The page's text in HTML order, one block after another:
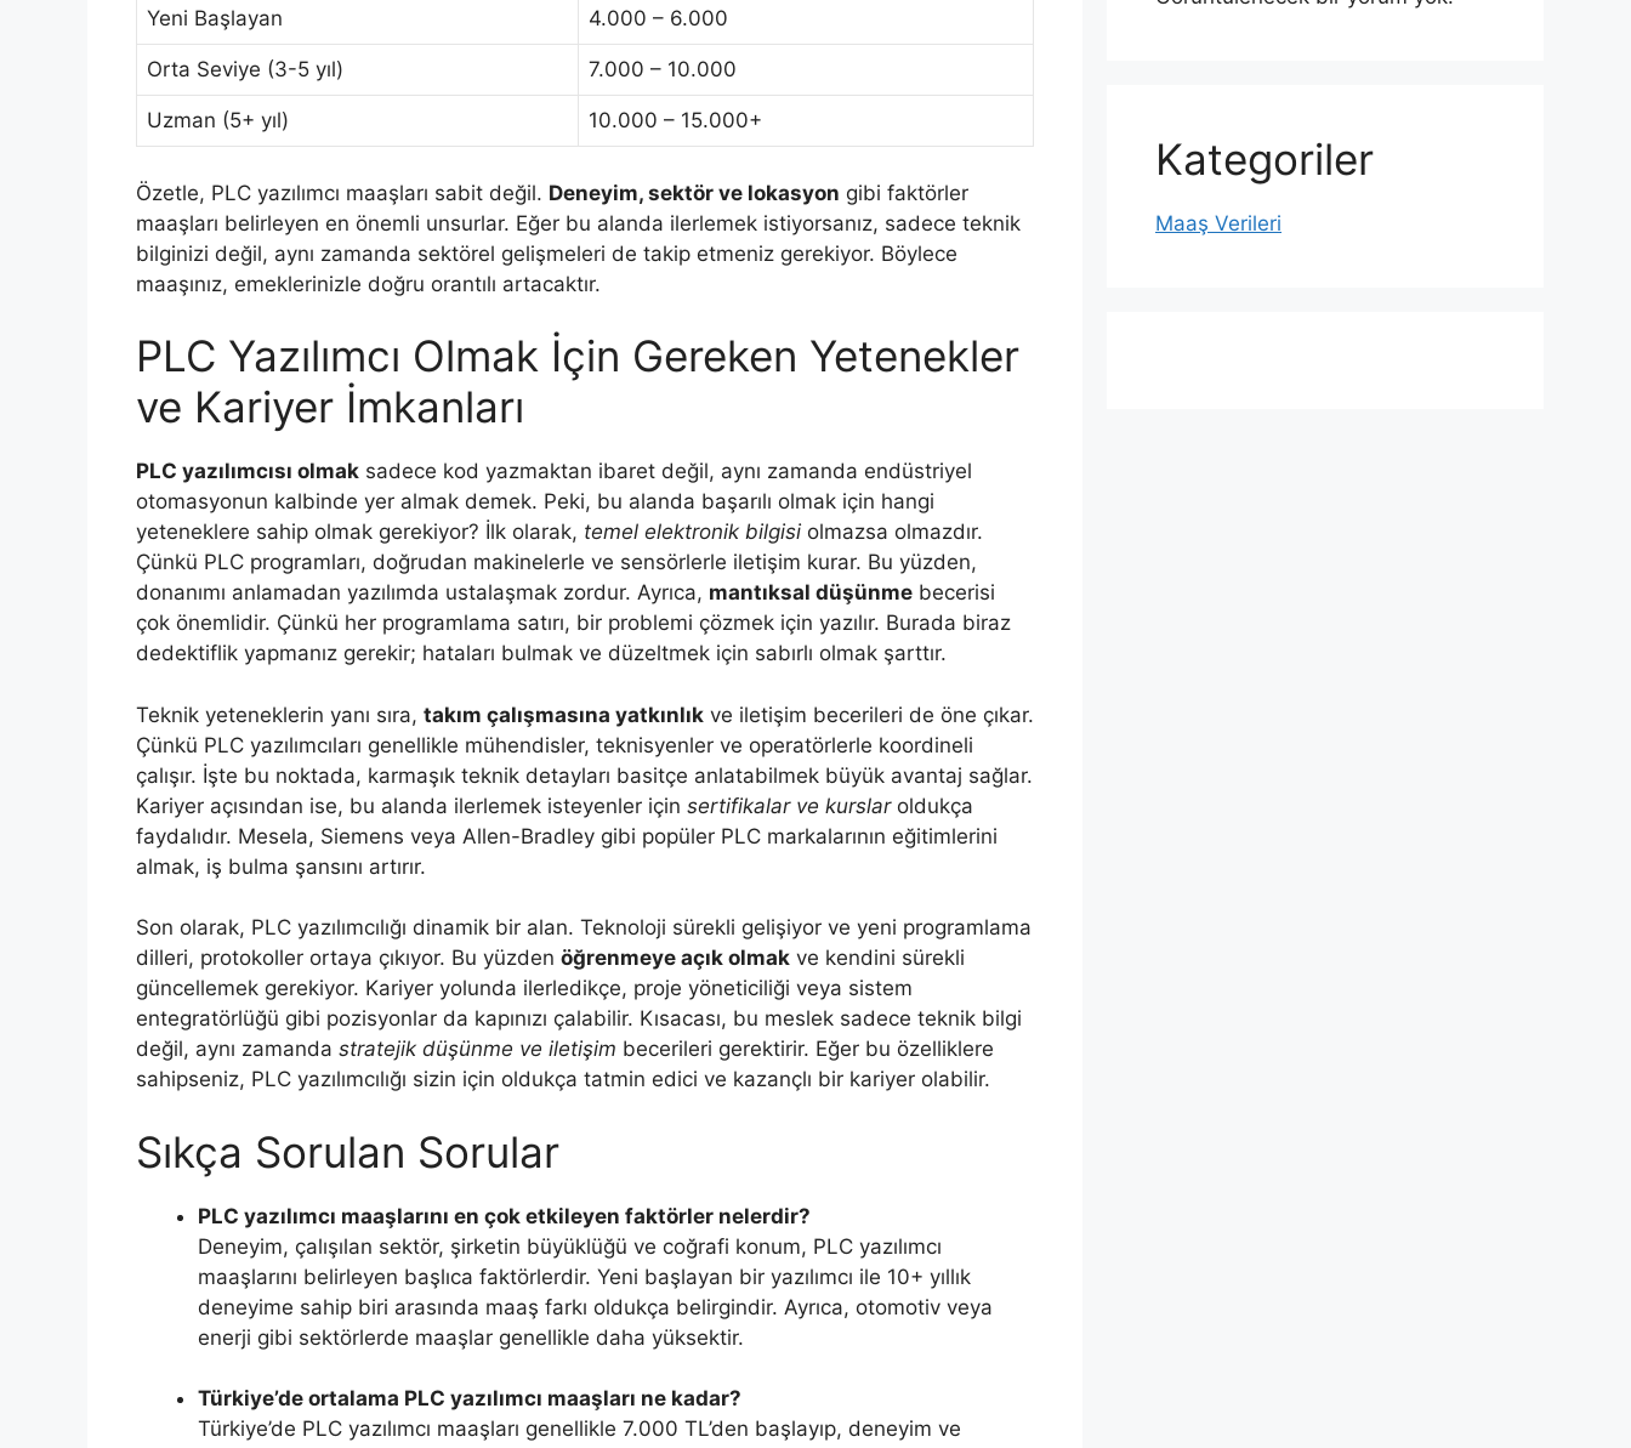
Yeni Başlayan 4.000 – 6.000
Orta Seviye (3-5 yıl) 7.000 – 10.000
Uzman (5+ yıl) 10.000 – 15.000+
Özetle, PLC yazılımcı maaşları sabit değil. Deneyim, sektör ve lokasyon gibi faktörler
maaşları belirleyen en önemli unsurlar. Eğer bu alanda ilerlemek istiyorsanız, sadece teknik
bilginizi değil, aynı zamanda sektörel gelişmeleri de takip etmeniz gerekiyor. Böylece
maaşınız, emeklerinizle doğru orantılı artacaktır.
PLC Yazılımcı Olmak İçin Gereken Yetenekler
ve Kariyer İmkanları
PLC yazılımcısı olmak sadece kod yazmaktan ibaret değil, aynı zamanda endüstriyel
otomasyonun kalbinde yer almak demek. Peki, bu alanda başarılı olmak için hangi
yeteneklere sahip olmak gerekiyor? İlk olarak, temel elektronik bilgisi olmazsa olmazdır.
Çünkü PLC programları, doğrudan makinelerle ve sensörlerle iletişim kurar. Bu yüzden,
donanımı anlamadan yazılımda ustalaşmak zordur. Ayrıca, mantıksal düşünme becerisi
çok önemlidir. Çünkü her programlama satırı, bir problemi çözmek için yazılır. Burada biraz
dedektiflik yapmanız gerekir; hataları bulmak ve düzeltmek için sabırlı olmak şarttır.
Teknik yeteneklerin yanı sıra, takım çalışmasına yatkınlık ve iletişim becerileri de öne çıkar.
Çünkü PLC yazılımcıları genellikle mühendisler, teknisyenler ve operatörlerle koordineli
çalışır. İşte bu noktada, karmaşık teknik detayları basitçe anlatabilmek büyük avantaj sağlar.
Kariyer açısından ise, bu alanda ilerlemek isteyenler için sertifikalar ve kurslaroldukça
faydalıdır. Mesela, Siemens veya Allen-Bradley gibi popüler PLC markalarının eğitimlerini
almak, iş bulma şansını artırır.
Son olarak, PLC yazılımcılığı dinamik bir alan. Teknoloji sürekli gelişiyor ve yeni programlama
dilleri, protokoller ortaya çıkıyor. Bu yüzden öğrenmeye açık olmak ve kendini sürekli
güncellemek gerekiyor. Kariyer yolunda ilerledikçe, proje yöneticiliği veya sistem
entegratörlüğü gibi pozisyonlar da kapınızı çalabilir. Kısacası, bu meslek sadece teknik bilgi
değil, aynı zamanda stratejik düşünme ve iletişim becerileri gerektirir. Eğer bu özelliklere
sahipseniz, PLC yazılımcılığı sizin için oldukça tatmin edici ve kazançlı bir kariyer olabilir.
Sıkça Sorulan Sorular
PLC yazılımcı maaşlarını en çok etkileyen faktörler nelerdir?
Deneyim, çalışılan sektör, şirketin büyüklüğü ve coğrafi konum, PLC yazılımcı
maaşlarını belirleyen başlıca faktörlerdir. Yeni başlayan bir yazılımcı ile 10+ yıllık
deneyime sahip biri arasında maaş farkı oldukça belirgindir. Ayrıca, otomotiv veya
enerji gibi sektörlerde maaşlar genellikle daha yüksektir.
Türkiye’de ortalama PLC yazılımcı maaşları ne kadar?
Türkiye’de PLC yazılımcı maaşları genellikle 7.000 TL’den başlayıp, deneyim ve
Kategoriler
Maaş Verileri